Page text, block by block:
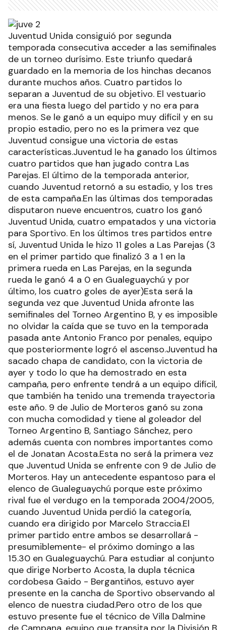
Juventud Unida consiguió por segunda
temporada consecutiva acceder a las semifinales
de un torneo durísimo. Este triunfo quedará
guardado en la memoria de los hinchas decanos
durante muchos años. Cuatro partidos lo
separan a Juventud de su objetivo. El vestuario
era una fiesta luego del partido y no era para
menos. Se le ganó a un equipo muy difícil y en su
propio estadio, pero no es la primera vez que
Juventud consigue una victoria de estas
características.Juventud le ha ganado los últimos
cuatro partidos que han jugado contra Las
Parejas. El último de la temporada anterior,
cuando Juventud retornó a su estadio, y los tres
de esta campaña.En las últimas dos temporadas
disputaron nueve encuentros, cuatro los ganó
Juventud Unida, cuatro empatados y una victoria
para Sportivo. En los últimos tres partidos entre
sí, Juventud Unida le hizo 11 goles a Las Parejas (3
en el primer partido que finalizó 3 a 1 en la
primera rueda en Las Parejas, en la segunda
rueda le ganó 4 a 0 en Gualeguaychú y por
último, los cuatro goles de ayer)Esta será la
segunda vez que Juventud Unida afronte las
semifinales del Torneo Argentino B, y es imposible
no olvidar la caída que se tuvo en la temporada
pasada ante Antonio Franco por penales, equipo
que posteriormente logró el ascenso.Juventud ha
sacado chapa de candidato, con la victoria de
ayer y todo lo que ha demostrado en esta
campaña, pero enfrente tendrá a un equipo difícil,
que también ha tenido una tremenda trayectoria
este año. 9 de Julio de Morteros ganó su zona
con mucha comodidad y tiene al goleador del
Torneo Argentino B, Santiago Sánchez, pero
además cuenta con nombres importantes como
el de Jonatan Acosta.Esta no será la primera vez
que Juventud Unida se enfrente con 9 de Julio de
Morteros. Hay un antecedente espantoso para el
elenco de Gualeguaychú porque este próximo
rival fue el verdugo en la temporada 2004/2005,
cuando Juventud Unida perdió la categoría,
cuando era dirigido por Marcelo Straccia.El
primer partido entre ambos se desarrollará -
presumiblemente- el próximo domingo a las
15.30 en Gualeguaychú. Para estudiar al conjunto
que dirige Norberto Acosta, la dupla técnica
cordobesa Gaido - Bergantiños, estuvo ayer
presente en la cancha de Sportivo observando al
elenco de nuestra ciudad.Pero otro de los que
estuvo presente fue el técnico de Villa Dalmine